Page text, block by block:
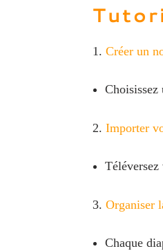
Créer un
Choisissez
Importer
Organiser
Chaque